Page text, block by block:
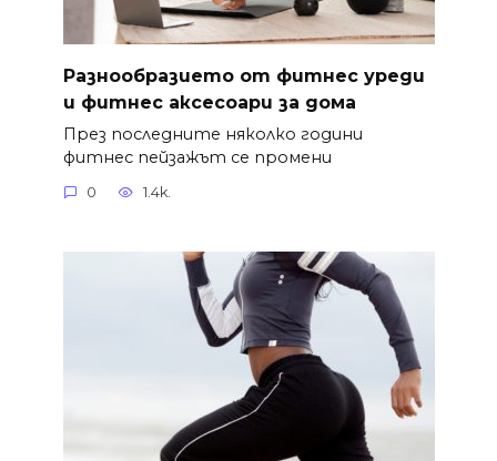
Разнообразието от фитнес уреди
и фитнес аксесоари за дома
През последните няколко години
фитнес пейзажът се промени
0 1.4k.